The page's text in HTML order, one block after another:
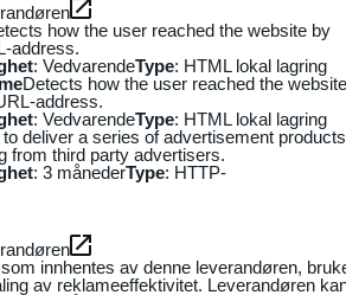
how the user reached the website by
address.
: VedvarendeType: HTML lokal lagring
Detects how the user reached the website
address.
: VedvarendeType: HTML lokal lagring
deliver a series of advertisement products
from third party advertisers.
: 3 månederType: HTTP-
innhentes av denne leverandøren,
av reklameeffektivitet. Leverandøren